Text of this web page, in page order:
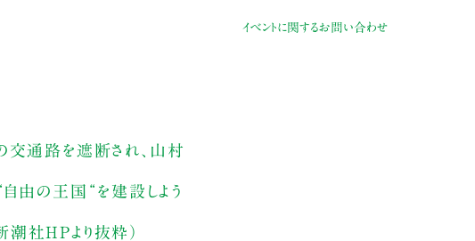
交通路を遮断され、山村
由の王国“を建設しよう
潮社HPより抜粋）
イベントに関するお問い合わせ